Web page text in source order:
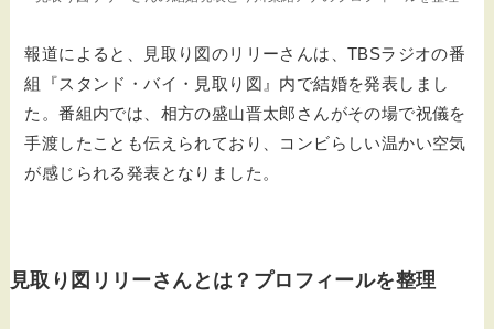
報道によると、見取り図のリリーさんは、TBSラジオの番
組『スタンド・バイ・見取り図』内で結婚を発表しまし
た。番組内では、相方の盛山晋太郎さんがその場で祝儀を
手渡したことも伝えられており、コンビらしい温かい空気
が感じられる発表となりました。
見取り図リリーさんとは？プロフィールを整理